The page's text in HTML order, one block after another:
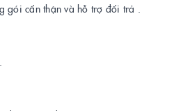
gói cẩn thận và hỗ trợ đổi trả .